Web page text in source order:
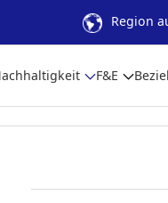
Region
F&E